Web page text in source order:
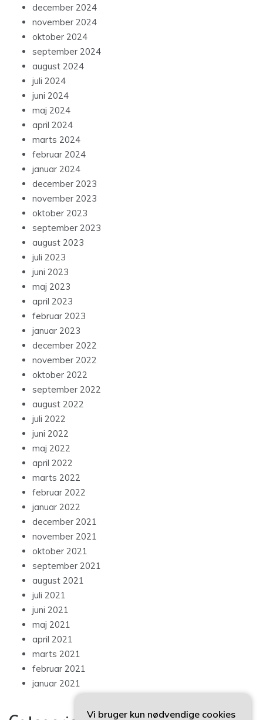
december 2024
november 2024
oktober 2024
september 2024
august 2024
juli 2024
juni 2024
maj 2024
april 2024
marts 2024
februar 2024
januar 2024
december 2023
november 2023
oktober 2023
september 2023
august 2023
juli 2023
juni 2023
maj 2023
april 2023
februar 2023
januar 2023
december 2022
november 2022
oktober 2022
september 2022
august 2022
juli 2022
juni 2022
maj 2022
april 2022
marts 2022
februar 2022
januar 2022
december 2021
november 2021
oktober 2021
september 2021
august 2021
juli 2021
juni 2021
maj 2021
april 2021
marts 2021
februar 2021
januar 2021
Vi bruger kun nødvendige cookies